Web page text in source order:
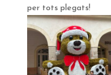
per tots plegats!